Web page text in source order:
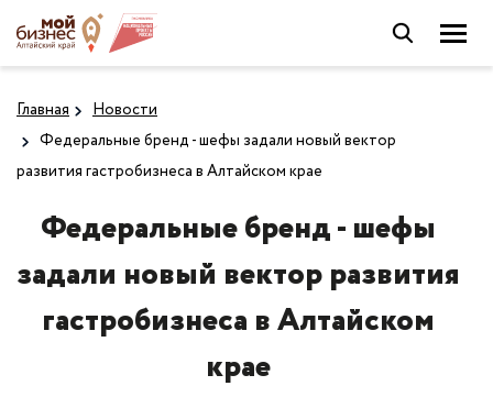
Главная
Новости
Федеральные бренд - шефы задали новый вектор
развития гастробизнеса в Алтайском крае
Федеральные бренд - шефы
задали новый вектор развития
гастробизнеса в Алтайском
крае